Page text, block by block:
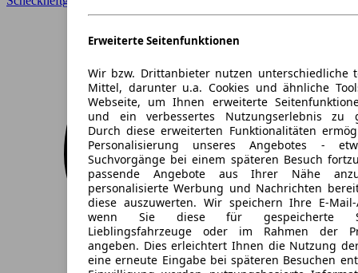
Erweiterte Seitenfunktionen
Wir bzw. Drittanbieter nutzen unterschiedliche
Mittel, darunter u.a. Cookies und ähnliche
Webseite, um Ihnen erweiterte
und ein verbessertes Nutzungserlebnis zu
Durch diese erweiterten Funktionalitäten
Personalisierung unseres Angebotes -
Suchvorgänge bei einem späteren Besuch
passende Angebote aus Ihrer Nähe
personalisierte Werbung und Nachrichten
diese auszuwerten. Wir speichern Ihre E-Mail-
wenn Sie diese für gespeicherte
Lieblingsfahrzeuge oder im Rahmen der
angeben. Dies erleichtert Ihnen die Nutzung
eine erneute Eingabe bei späteren Besuchen